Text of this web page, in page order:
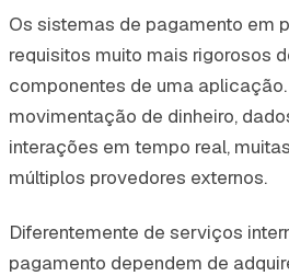
Os sistemas de pagamento em
requisitos muito mais rigorosos
componentes de uma
movimentação de dinheiro,
interações em tempo real,
múltiplos provedores externos.
Diferentemente de serviços
pagamento dependem de